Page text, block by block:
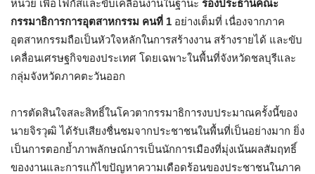
หน่วย เพื่อโฟกัสและขับเคลื่อนงานในฐานะ รองประธานคณะ
กรรมาธิการการอุตสาหกรรม คนที่ 1 อย่างเต็มที่ เนื่องจากภาค
อุตสาหกรรมถือเป็นหัวใจหลักในการสร้างงาน สร้างรายได้ และขับ
เคลื่อนเศรษฐกิจของประเทศ โดยเฉพาะในพื้นที่จังหวัดชลบุรีและ
กลุ่มจังหวัดภาคตะวันออก
การตัดสินใจสละสิทธิ์ในโควตากรรมาธิการงบประมาณครั้งนี้ของ
นายจิรวุฒิ ได้รับเสียงชื่นชมจากประชาชนในพื้นที่เป็นอย่างมาก ยิ่ง
เป็นการตอกย้ำภาพลักษณ์การเป็นนักการเมืองที่มุ่งเน้นผลสัมฤทธิ์
ของงานและการแก้ไขปัญหาความเดือดร้อนของประชาชนในภาค